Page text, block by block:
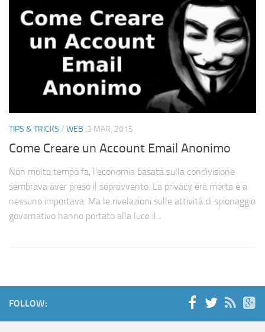
TIPS & TRICKS / WEB 3 MAR, 2015
Come Creare un Account Email Anonimo
Non molto tempo fa, l’economia basata sulla condivisione
sembrava aver preso il sopravvento. La privacy era morta e a
nessuno importava. Ma le rivelazioni sulle attività di spionaggio
governativo hanno portato alla luce il...
FOLLOW: